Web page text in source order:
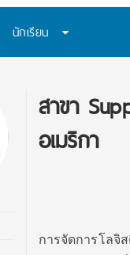
นักเรียน
สาขา
อเมริกา
การจัดการโลจิ